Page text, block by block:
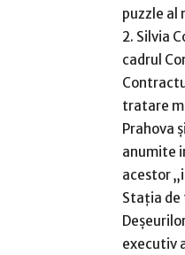
puzzle al
2. Silvia
cadrul
tratare
Prahova
anumite
acestor
Stația de
executiv